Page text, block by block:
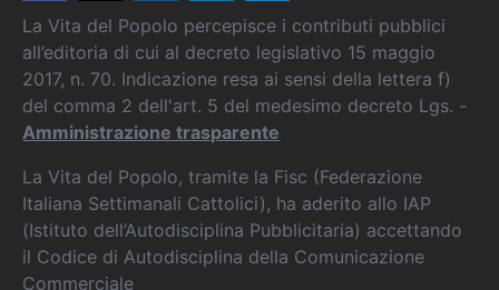
La Vita del Popolo percepisce i contributi pubblici
all’editoria di cui al decreto legislativo 15 maggio
2017, n. 70. Indicazione resa ai sensi della lettera f)
del comma 2 dell'art. 5 del medesimo decreto Lgs. -
Amministrazione trasparente
La Vita del Popolo, tramite la Fisc (Federazione
Italiana Settimanali Cattolici), ha aderito allo IAP
(Istituto dell’Autodisciplina Pubblicitaria) accettando
il Codice di Autodisciplina della Comunicazione
Commerciale